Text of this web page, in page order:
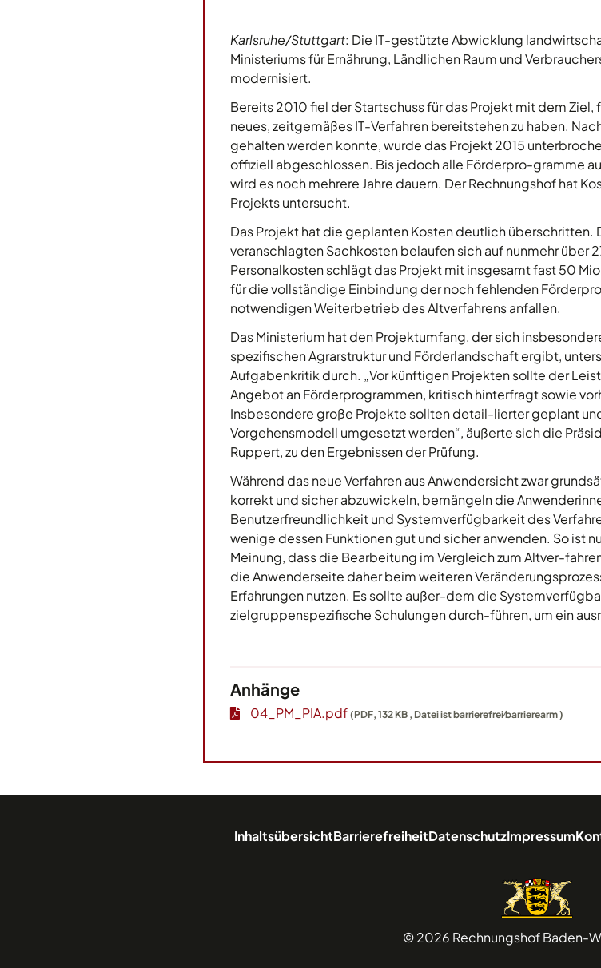
Karlsruhe/Stuttgart: Die IT-gestützte Abwicklung
Ministeriums für Ernährung, Ländlichen Raum und
modernisiert.
Bereits 2010 fiel der Startschuss für das Projekt mit dem
neues, zeitgemäßes IT-Verfahren bereitstehen zu haben.
gehalten werden konnte, wurde das Projekt 2015
offiziell abgeschlossen. Bis jedoch alle Förderpro-gramme
wird es noch mehrere Jahre dauern. Der Rechnungshof hat
Projekts untersucht.
Das Projekt hat die geplanten Kosten deutlich überschritten.
veranschlagten Sachkosten belaufen sich auf nunmehr über
Personalkosten schlägt das Projekt mit insgesamt fast 50
für die vollständige Einbindung der noch fehlenden
notwendigen Weiterbetrieb des Altverfahrens anfallen.
Das Ministerium hat den Projektumfang, der sich
spezifischen Agrarstruktur und Förderlandschaft ergibt,
Aufgabenkritik durch. „Vor künftigen Projekten sollte der
Angebot an Förderprogrammen, kritisch hinterfragt sowie
Insbesondere große Projekte sollten detail-lierter geplant
Vorgehensmodell umgesetzt werden“, äußerte sich die
Ruppert, zu den Ergebnissen der Prüfung.
Während das neue Verfahren aus Anwendersicht zwar
korrekt und sicher abzuwickeln, bemängeln die
Benutzerfreundlichkeit und Systemverfügbarkeit des
wenige dessen Funktionen gut und sicher anwenden. So ist
Meinung, dass die Bearbeitung im Vergleich zum Altver-
die Anwenderseite daher beim weiteren
Erfahrungen nutzen. Es sollte außer-dem die
zielgruppenspezifische Schulungen durch-führen, um ein
Anhänge
04_PM_PIA.pdf (PDF, 132 KB , Datei ist barrierefrei⁄barrierearm )
InhaltsübersichtBarrierefreiheitDatenschutzImpressum
© 2026 Rechnungshof Baden-